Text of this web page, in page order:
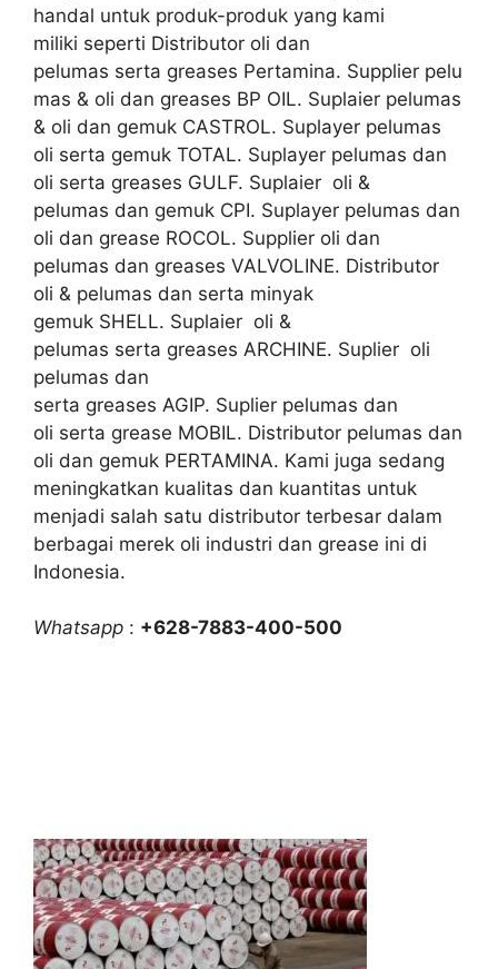
handal untuk produk-produk yang kami
miliki seperti Distributor oli dan
pelumas serta greases Pertamina. Supplier pelu
mas & oli dan greases BP OIL. Suplaier pelumas
& oli dan gemuk CASTROL. Suplayer pelumas
oli serta gemuk TOTAL. Suplayer pelumas dan
oli serta greases GULF. Suplaier oli &
pelumas dan gemuk CPI. Suplayer pelumas dan
oli dan grease ROCOL. Supplier oli dan
pelumas dan greases VALVOLINE. Distributor
oli & pelumas dan serta minyak
gemuk SHELL. Suplaier oli &
pelumas serta greases ARCHINE. Suplier oli
pelumas dan
serta greases AGIP. Suplier pelumas dan
oli serta grease MOBIL. Distributor pelumas dan
oli dan gemuk PERTAMINA. Kami juga sedang
meningkatkan kualitas dan kuantitas untuk
menjadi salah satu distributor terbesar dalam
berbagai merek oli industri dan grease ini di
Indonesia.
Whatsapp : +628-7883-400-500